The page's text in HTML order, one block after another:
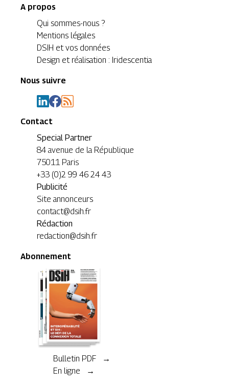
A propos
Qui sommes-nous ?
Mentions légales
DSIH et vos données
Design et réalisation : Iridescentia
Nous suivre
Contact
Special Partner
84 avenue de la République
75011 Paris
+33 (0)2 99 46 24 43
Publicité
Site annonceurs
contact@dsih.fr
Rédaction
redaction@dsih.fr
Abonnement
Bulletin PDF →
En ligne →